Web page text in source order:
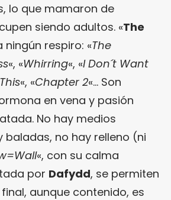
lo que mamaron de
siendo adultos. «The
ningún respiro: «The
«, «Whirring«, «I Don´t Want
«, «Chapter 2«… Son
en vena y pasión
No hay medios
baladas, no hay relleno (ni
«, con su calma
por Dafydd, se permiten
aunque contenido, es